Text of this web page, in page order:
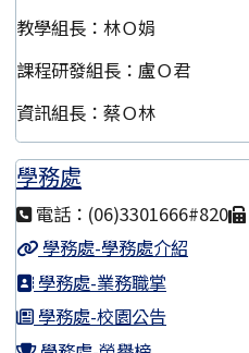
教學組長：林Ｏ娟
課程研發組長：盧Ｏ君
資訊組長：蔡Ｏ林
學務處
電話：(06)3301666#820
學務處-學務處介紹
學務處-業務職掌
學務處-校園公告